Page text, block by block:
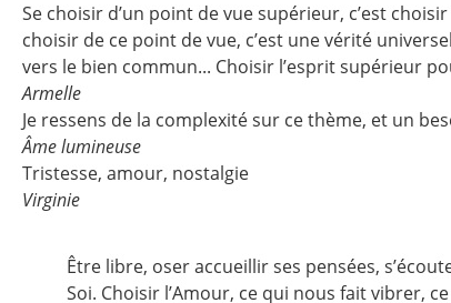
Se choisir d’un point de vue supérieur, c’est
choisir de ce point de vue, c’est une vérité
vers le bien commun... Choisir l’esprit supérieur
Armelle
Je ressens de la complexité sur ce thème, et un
Âme lumineuse
Tristesse, amour, nostalgie
Virginie
Être libre, oser accueillir ses pensées,
Soi. Choisir l’Amour, ce qui nous fait vibrer,